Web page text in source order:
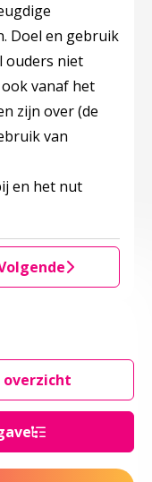
Doel en gebruik
ouders niet
ook vanaf het
zijn over (de
van
en het nut